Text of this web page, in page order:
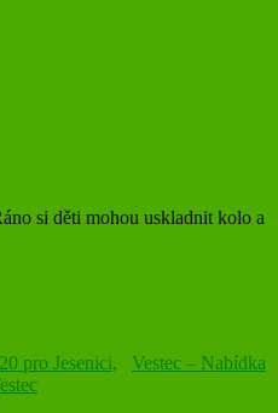
si děti mohou uskladnit kolo a
pro Jesenici,
Vestec – Nabídka